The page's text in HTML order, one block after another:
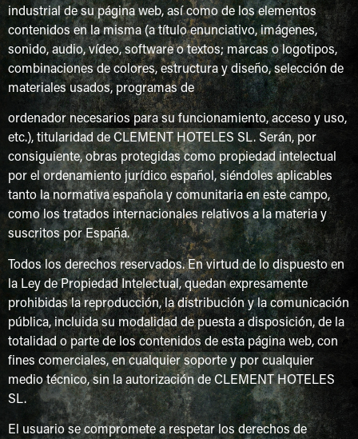
industrial de su página web, así como de los elementos
contenidos en la misma (a título enunciativo, imágenes,
sonido, audio, vídeo, software o textos; marcas o logotipos,
combinaciones de colores, estructura y diseño, selección de
materiales usados, programas de
ordenador necesarios para su funcionamiento, acceso y uso,
etc.), titularidad de CLEMENT HOTELES SL. Serán, por
consiguiente, obras protegidas como propiedad intelectual
por el ordenamiento jurídico español, siéndoles aplicables
tanto la normativa española y comunitaria en este campo,
como los tratados internacionales relativos a la materia y
suscritos por España.
Todos los derechos reservados. En virtud de lo dispuesto en
la Ley de Propiedad Intelectual, quedan expresamente
prohibidas la reproducción, la distribución y la comunicación
pública, incluida su modalidad de puesta a disposición, de la
totalidad o parte de los contenidos de esta página web, con
fines comerciales, en cualquier soporte y por cualquier
medio técnico, sin la autorización de CLEMENT HOTELES
SL.
El usuario se compromete a respetar los derechos de